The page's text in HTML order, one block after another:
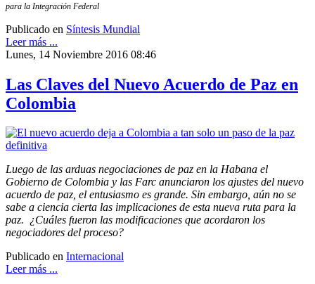
para la Integración Federal
Publicado en Síntesis Mundial
Leer más ...
Lunes, 14 Noviembre 2016 08:46
Las Claves del Nuevo Acuerdo de Paz en
Colombia
Luego de las arduas negociaciones de paz en la Habana el
Gobierno de Colombia y las Farc anunciaron los ajustes del nuevo
acuerdo de paz, el entusiasmo es grande. Sin embargo, aún no se
sabe a ciencia cierta las implicaciones de esta nueva ruta para la
paz. ¿Cuáles fueron las modificaciones que acordaron los
negociadores del proceso?
Publicado en Internacional
Leer más ...